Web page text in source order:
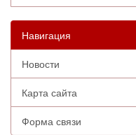
Навигация
Новости
Карта сайта
Форма связи